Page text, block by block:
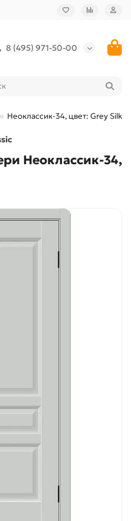
8 (495) 971-50-00
Неоклассик-34, цвет: Grey Silk
Неоклассик-34,